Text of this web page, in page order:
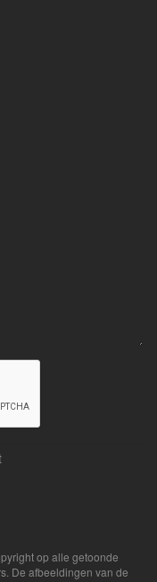
op alle getoonde
De afbeeldingen van de